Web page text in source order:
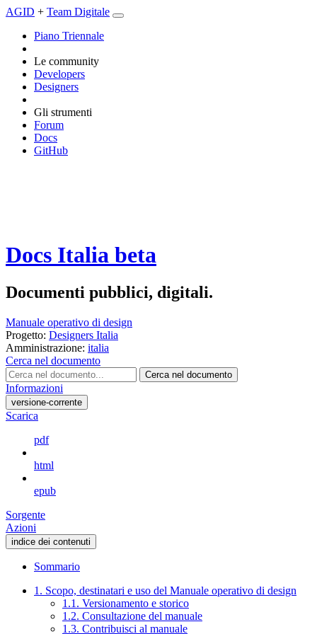
AGID + Team Digitale
Piano Triennale
Le community
Developers
Designers
Gli strumenti
Forum
Docs
GitHub
Docs Italia beta
Documenti pubblici, digitali.
Manuale operativo di design
Progetto: Designers Italia
Amministrazione: italia
Cerca nel documento
Cerca nel documento
Informazioni
versione-corrente
Scarica
pdf
html
epub
Sorgente
Azioni
indice dei contenuti
Sommario
1. Scopo, destinatari e uso del Manuale operativo di design
1.1. Versionamento e storico
1.2. Consultazione del manuale
1.3. Contribuisci al manuale